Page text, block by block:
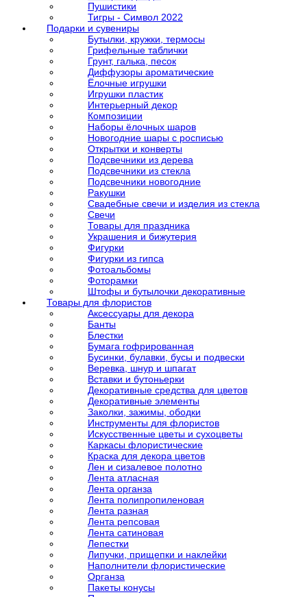
Пушистики
Тигры - Символ 2022
Подарки и сувениры
Бутылки, кружки, термосы
Грифельные таблички
Грунт, галька, песок
Диффузоры ароматические
Ёлочные игрушки
Игрушки пластик
Интерьерный декор
Композиции
Наборы ёлочных шаров
Новогодние шары с росписью
Открытки и конверты
Подсвечники из дерева
Подсвечники из стекла
Подсвечники новогодние
Ракушки
Свадебные свечи и изделия из стекла
Свечи
Товары для праздника
Украшения и бижутерия
Фигурки
Фигурки из гипса
Фотоальбомы
Фоторамки
Штофы и бутылочки декоративные
Товары для флористов
Аксессуары для декора
Банты
Блестки
Бумага гофрированная
Бусинки, булавки, бусы и подвески
Веревка, шнур и шпагат
Вставки и бутоньерки
Декоративные средства для цветов
Декоративные элементы
Заколки, зажимы, ободки
Инструменты для флористов
Искусственные цветы и сухоцветы
Каркасы флористические
Краска для декора цветов
Лен и сизалевое полотно
Лента атласная
Лента органза
Лента полипропиленовая
Лента разная
Лента репсовая
Лента сатиновая
Лепестки
Липучки, прищепки и наклейки
Наполнители флористические
Органза
Пакеты конусы